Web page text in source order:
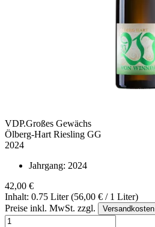
VDP.Großes Gewächs
Ölberg-Hart Riesling GG
2024
Jahrgang: 2024
42,00 €
Inhalt: 0.75 Liter (56,00 € / 1 Liter)
Preise inkl. MwSt. zzgl.
Versandkosten